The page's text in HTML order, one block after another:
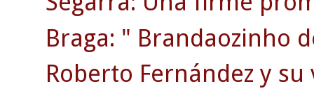
Braga: " Brandaozinho
Roberto Fernández y